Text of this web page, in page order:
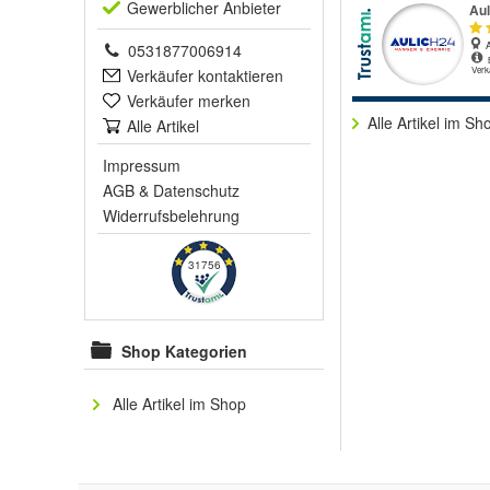
Gewerblicher Anbieter
0531877006914
Verkäufer kontaktieren
Verkäufer merken
Alle Artikel
Impressum
AGB & Datenschutz
Widerrufsbelehrung
31756
Shop Kategorien
Alle Artikel im Shop
Alle Artikel im